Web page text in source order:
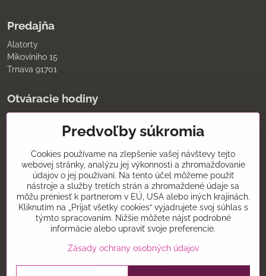
Predajňa
Alatorty
Mikovíniho 15
Trnava 91701
Otváracie hodiny
9:00 - 11:30 12:00 - 18:00
nedeľa
Kontakt
0907075930
alatorty@alatorty.sk
©2026Copyright
Predvoľby súkromia
Cookies používame na zlepšenie vašej návštevy tejto
webovej stránky, analýzu jej výkonnosti a zhromažďovanie
údajov o jej používaní. Na tento účel môžeme použiť
nástroje a služby tretích strán a zhromaždené údaje sa
môžu preniesť k partnerom v EÚ, USA alebo iných krajinách.
Kliknutím na „Prijať všetky cookies“ vyjadrujete svoj súhlas s
týmto spracovaním. Nižšie môžete nájsť podrobné
informácie alebo upraviť svoje preferencie.
Zásady ochrany osobných údajov